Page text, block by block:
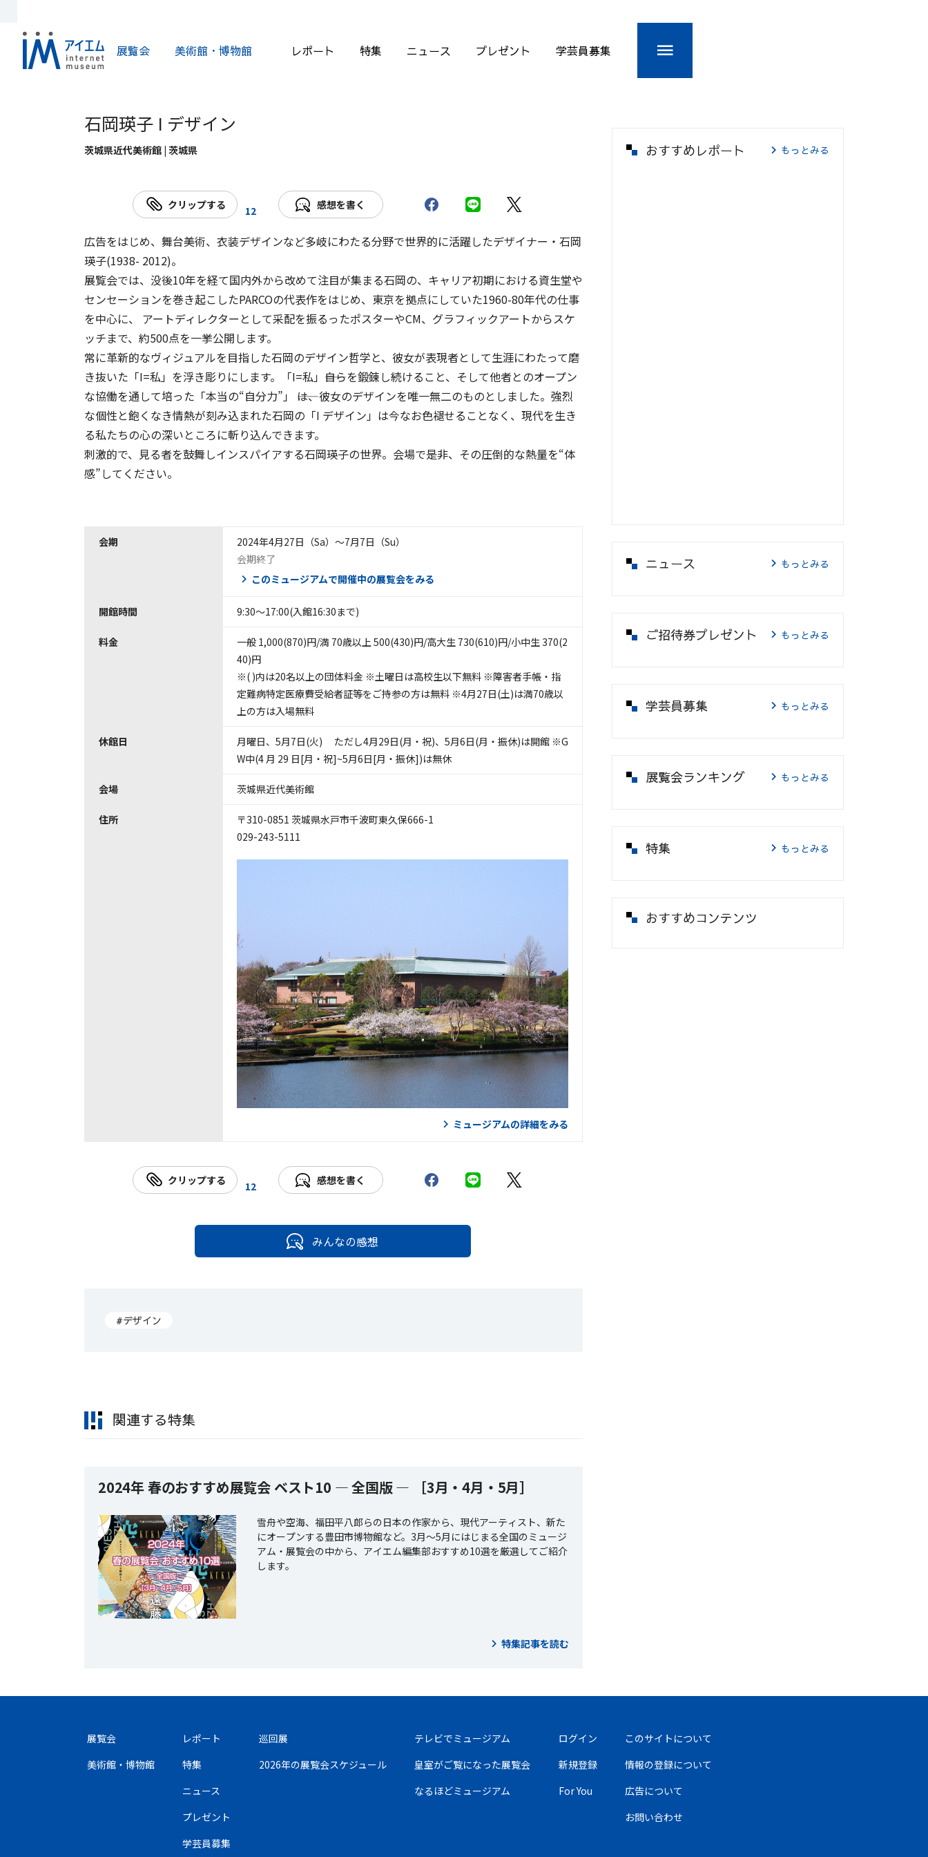
展覧会 美術館・博物館 レポート 特集 ニュース プレゼント 学芸員募集
石岡瑛子 I デザイン
茨城県近代美術館 | 茨城県
クリップする 12 感想を書く
広告をはじめ、舞台美術、衣装デザインなど多岐にわたる分野で世界的に活躍したデザイナー・石岡
瑛子(1938- 2012)。
展覧会では、没後10年を経て国内外から改めて注目が集まる石岡の、キャリア初期における資生堂や
センセーションを巻き起こしたPARCOの代表作をはじめ、東京を拠点にしていた1960-80年代の仕事
を中心に、 アートディレクターとして采配を振るったポスターやCM、グラフィックアートからスケ
ッチまで、約500点を一挙公開します。
常に革新的なヴィジュアルを目指した石岡のデザイン哲学と、彼女が表現者として生涯にわたって磨
き抜いた「I=私」を浮き彫りにします。「I=私」――自らを鍛錬し続けること、そして他者とのオープン
な協働を通して培った「本当の“自分力”」 ――は、彼女のデザインを唯一無二のものとしました。強烈
な個性と飽くなき情熱が刻み込まれた石岡の「I デザイン」は今なお色褪せることなく、現代を生き
る私たちの心の深いところに斬り込んできます。
刺激的で、見る者を鼓舞しインスパイアする石岡瑛子の世界。会場で是非、その圧倒的な熱量を“体
感”してください。
会期
2024年4月27日（Sa）〜7月7日（Su）
会期終了
このミュージアムで開催中の展覧会をみる
開館時間 9:30～17:00(入館16:30まで)
料金
一般 1,000(870)円/満 70歳以上 500(430)円/高大生 730(610)円/小中生 370(2
40)円
※( )内は20名以上の団体料金 ※土曜日は高校生以下無料 ※障害者手帳・指
定難病特定医療費受給者証等をご持参の方は無料 ※4月27日(土)は満70歳以
上の方は入場無料
休館日
月曜日、5月7日(火) ただし4月29日(月・祝)、5月6日(月・振休)は開館 ※G
W中(4 月 29 日[月・祝]~5月6日[月・振休])は無休
会場 茨城県近代美術館
住所
〒310-0851 茨城県水戸市千波町東久保666-1
029-243-5111
ミュージアムの詳細をみる
クリップする 12 感想を書く
みんなの感想
#デザイン
関連する特集
2024年 春のおすすめ展覧会 ベスト10 ― 全国版 ― ［3月・4月・5月］
雪舟や空海、福田平八郎らの日本の作家から、現代アーティスト、新た
にオープンする豊田市博物館など。3月～5月にはじまる全国のミュージ
アム・展覧会の中から、アイエム編集部おすすめ10選を厳選してご紹介
します。
特集記事を読む
おすすめレポート もっとみる
ニュース もっとみる
ご招待券プレゼント もっとみる
学芸員募集 もっとみる
展覧会ランキング もっとみる
特集 もっとみる
おすすめコンテンツ
展覧会
美術館・博物館
レポート
特集
ニュース
プレゼント
学芸員募集
巡回展
2026年の展覧会スケジュール
テレビでミュージアム
皇室がご覧になった展覧会
なるほどミュージアム
ログイン
新規登録
For You
このサイトについて
情報の登録について
広告について
お問い合わせ